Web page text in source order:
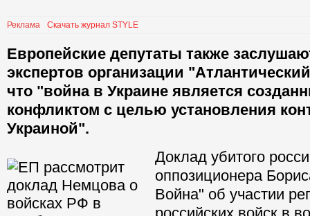
Реклама Скачать журнал STYLE
Европейские депутаты также
экспертов организации
что "война в Украине является
конфликтом с целью установления
Украиной".
Доклад убитого
оппозиционера
Война" об участии